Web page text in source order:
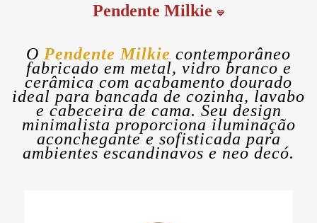
Pendente Milkie 💙
O Pendente Milkie contemporâneo
fabricado em metal, vidro branco e
cerâmica com acabamento dourado
ideal para bancada de cozinha, lavabo
e cabeceira de cama. Seu design
minimalista proporciona iluminação
aconchegante e sofisticada para
ambientes escandinavos e neo decó.